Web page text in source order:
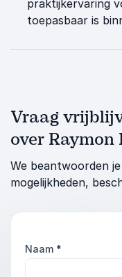
praktijkervaring
toepasbaar is
Vraag
over Raymon
We beantwoorden
mogelijkheden,
Naam *